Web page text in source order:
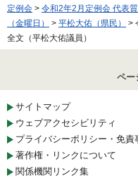
定例会 > 令和2年2月定例会 代表
（金曜日）
> 平松大佑（県民）
>
全文（平松大佑議員）
ペー
サイトマップ
ウェブアクセシビリティ
プライバシーポリシー・免責
著作権・リンクについて
関係機関リンク集